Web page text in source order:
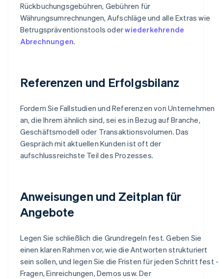
Rückbuchungsgebühren, Gebühren für
Währungsumrechnungen, Aufschläge und alle Extras wie
Betrugspräventionstools oderwiederkehrende
Abrechnungen.
Referenzen und Erfolgsbilanz
Fordern Sie Fallstudien und Referenzen von Unternehmen
an, die Ihrem ähnlich sind, sei es in Bezug auf Branche,
Geschäftsmodell oder Transaktionsvolumen. Das
Gespräch mit aktuellen Kunden ist oft der
aufschlussreichste Teil des Prozesses.
Anweisungen und Zeitplan für
Angebote
Legen Sie schließlich die Grundregeln fest. Geben Sie
einen klaren Rahmen vor, wie die Antworten strukturiert
sein sollen, und legen Sie die Fristen für jeden Schritt fest -
Fragen, Einreichungen, Demos usw. Der